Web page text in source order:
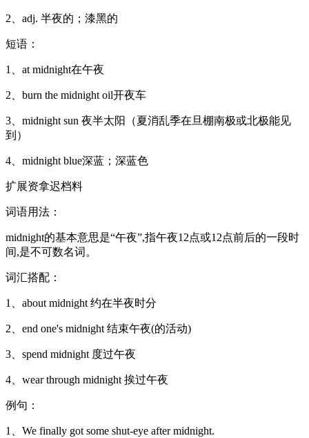
2、adj. 半夜的；漆黑的
短语：
1、at midnight在午夜
2、burn the midnight oil开夜车
3、midnight sun 夜半太阳（夏消乱季在旦棚南极或北极能见
到）
4、midnight blue深蓝；深蓝色
扩展资拿迟档料
词语用法：
midnight的基本意思是“午夜”,指午夜12点或12点前后的一段时
间,是不可数名词。
词汇搭配：
1、about midnight 约在半夜时分
2、end one's midnight 结束午夜(的活动)
3、spend midnight 度过午夜
4、wear through midnight 挨过午夜
例句：
1、We finally got some shut-eye after midnight.